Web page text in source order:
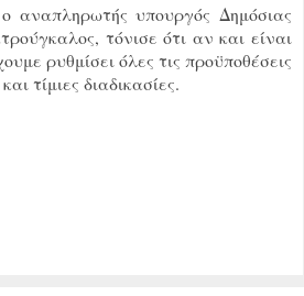
αναπληρωτής υπουργός Δημόσιας
τόνισε ότι αν και είναι
ρυθμίσει όλες τις προϋποθέσεις
τίμιες διαδικασίες.